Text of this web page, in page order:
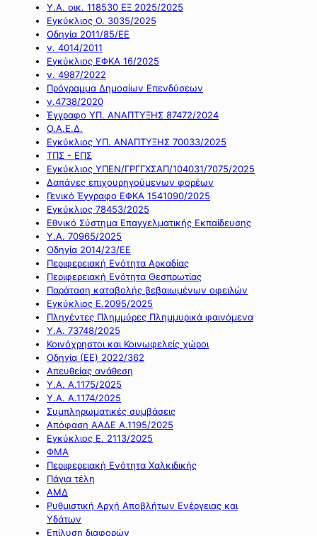
Υ.Α. οικ. 118530 ΕΞ 2025/2025
Εγκύκλιος Ο. 3035/2025
Οδηγία 2011/85/ΕΕ
ν. 4014/2011
Εγκύκλιος ΕΦΚΑ 16/2025
ν. 4987/2022
Πρόγραμμα Δημοσίων Επενδύσεων
ν.4738/2020
Έγγραφο ΥΠ. ΑΝΑΠΤΥΞΗΣ 87472/2024
Ο.Α.Ε.Δ.
Εγκύκλιος ΥΠ. ΑΝΑΠΤΥΞΗΣ 70033/2025
ΤΠΣ - ΕΠΣ
Εγκύκλιος ΥΠΕΝ/ΓΡΓΓΧΣΑΠ/104031/7075/2025
Δαπάνες επιχουρηγούμενων φορέων
Γενικό Έγγραφο ΕΦΚΑ 1541090/2025
Εγκύκλιος 78453/2025
Εθνικό Σύστημα Επαγγελματικής Εκπαίδευσης
Υ.Α. 70965/2025
Οδηγία 2014/23/ΕΕ
Περιφερειακή Ενότητα Αρκαδίας
Περιφερειακή Ενότητα Θεσπρωτίας
Παράταση καταβολής βεβαιωμένων οφειλών
Εγκύκλιος Ε.2095/2025
Πληγέντες Πλημμύρες Πλημμυρικά φαινόμενα
Υ.Α. 73748/2025
Κοινόχρηστοι και Κοινωφελείς χώροι
Οδηγία (ΕΕ) 2022/362
Απευθείας ανάθεση
Υ.Α. Α.1175/2025
Υ.Α. Α.1174/2025
Συμπληρωματικές συμβάσεις
Απόφαση ΑΑΔΕ Α.1195/2025
Εγκύκλιος Ε. 2113/2025
ΦΜΑ
Περιφερειακή Ενότητα Χαλκιδικής
Πάγια τέλη
ΑΜΔ
Ρυθμιστική Αρχή Αποβλήτων Ενέργειας και
Υδάτων
Επίλυση διαφορών